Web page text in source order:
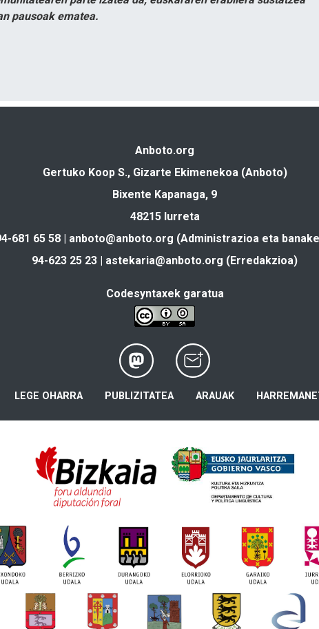
pausoak ematea.
Anboto.org
Gertuko Koop S., Gizarte Ekimenekoa (Anboto)
Bixente Kapanaga, 9
48215 Iurreta
681 65 58 | anboto@anboto.org (Administrazioa eta
94-623 25 23 | astekaria@anboto.org (Erredakzioa)
Codesyntaxek garatua
LEGE OHARRA PUBLIZITATEA ARAUAK